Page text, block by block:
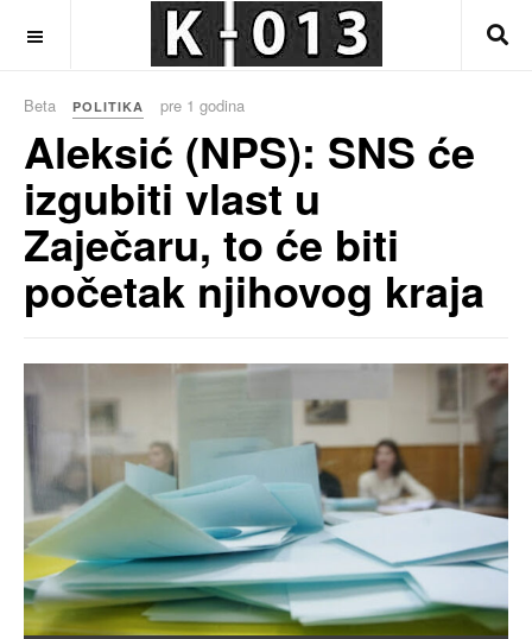
Beta POLITIKA pre 1 godina
Aleksić (NPS): SNS će
izgubiti vlast u
Zaječaru, to će biti
početak njihovog kraja